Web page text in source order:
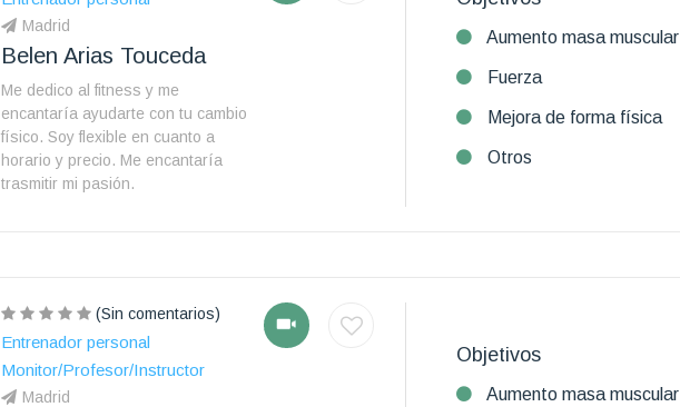
Madrid
Belen Arias Touceda
Me dedico al fitness y me
encantaría ayudarte con tu cambio
físico. Soy flexible en cuanto a
horario y precio. Me encantaría
trasmitir mi pasión.
Aumento masa muscular
Fuerza
Mejora de forma física
Otros
(Sin comentarios)
Entrenador personal
Monitor/Profesor/Instructor
Madrid
Objetivos
Aumento masa muscular